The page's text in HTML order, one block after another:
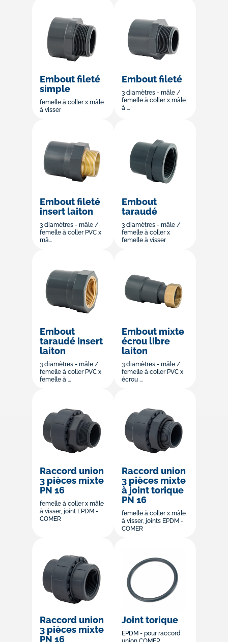
Embout fileté
simple
femelle à coller x mâle
à visser
Embout fileté
3 diamètres - mâle /
femelle à coller x mâle
à ...
Embout fileté
insert laiton
3 diamètres - mâle /
femelle à coller PVC x
mâ...
Embout
taraudé
3 diamètres - mâle /
femelle à coller x
femelle à visser
Embout
taraudé insert
laiton
3 diamètres - mâle /
femelle à coller PVC x
femelle à ...
Embout mixte
écrou libre
laiton
3 diamètres - mâle /
femelle à coller PVC x
écrou ...
Raccord union
3 pièces mixte
PN 16
femelle à coller x mâle
à visser, joint EPDM -
COMER
Raccord union
3 pièces mixte
à joint torique
PN 16
femelle à coller x mâle
à visser, joints EPDM -
COMER
Raccord union
3 pièces mixte
PN 16
Joint torique
EPDM - pour raccord